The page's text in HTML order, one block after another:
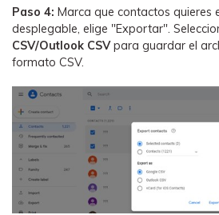
Paso 4: Marca que contactos quieres
desplegable, elige "Exportar".
CSV/Outlook CSV para guardar el
formato CSV.